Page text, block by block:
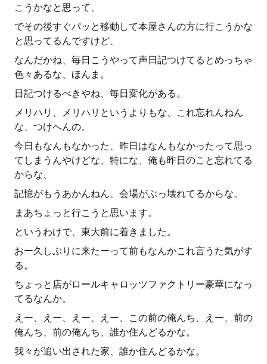
こうかなと思って、
でその後すぐパッと移動して本屋さんの方に行こうかな
と思ってるんですけど、
なんだかね、毎日こうやって声日記つけてるとめっちゃ
色々あるな、ほんま。
日記つけるべきやね、毎日変化がある。
メリハリ、メリハリというよりもな、これ忘れんねん
な、つけへんの。
今日もなんもなかった、昨日はなんもなかったって思っ
てしまうんやけどな、特にな、俺も昨日のこと忘れてる
からな、
記憶がもうあかんねん、会場がぶっ壊れてるからな。
まあちょっと行こうと思います。
というわけで、東大前に着きました。
おー久しぶりに来たーって前もなんかこれ言うた気がす
る。
ちょっと店がロールキャロッツファクトリー豪華になっ
てるなんか。
えー、えー、えー、えー、この前の俺んち、えー、前の
俺んち、前の俺んち、誰か住んどるかな。
我々が追い出された家、誰か住んどるかな。